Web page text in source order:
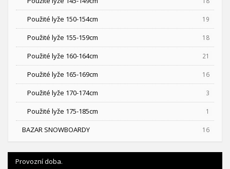
Použité lyže 150-154cm 19
Použité lyže 155-159cm 18
Použité lyže 160-164cm 21
Použité lyže 165-169cm 16
Použité lyže 170-174cm 3
Použité lyže 175-185cm 1
BAZAR SNOWBOARDY 16
Provozní doba.